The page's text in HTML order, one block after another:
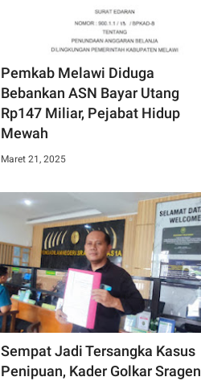
Pemkab Melawi Diduga
Bebankan ASN Bayar Utang
Rp147 Miliar, Pejabat Hidup
Mewah
Maret 21, 2025
Sempat Jadi Tersangka Kasus
Penipuan, Kader Golkar Sragen